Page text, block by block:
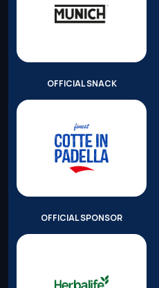
OFFICIAL SNACK
OFFICIAL SPONSOR